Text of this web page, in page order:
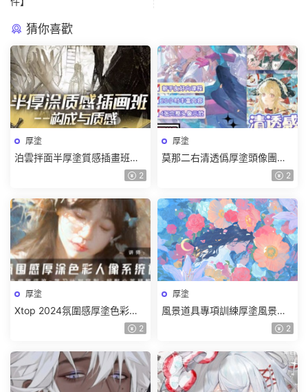
猜你喜歡
厚塗
泊雲拌面半厚塗質感插畫班第1
期2024【畫質高清隻有視頻】
2
厚塗
莫那二右清透僞厚塗頭像團練
2025【畫質高清有課件和筆 2
厚塗
Xtop 2024氛圍感厚塗色彩人
像系統課【畫質不錯有筆刷】2
厚塗
風景道具專項訓練厚塗風景道
具花卉篇【畫質不錯有課件】2